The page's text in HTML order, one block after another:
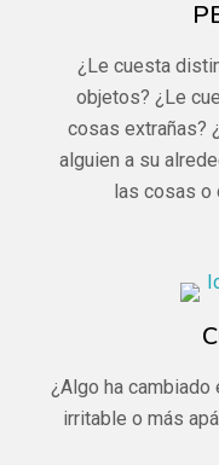
¿Le cuesta
objetos? ¿Le
cosas extrañas?
alguien a su
las cosas o
¿Algo ha cambiado
irritable o más